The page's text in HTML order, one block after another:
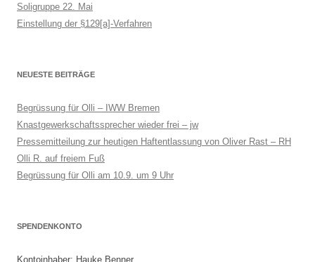
Soligruppe 22. Mai
Einstellung der §129[a]-Verfahren
NEUESTE BEITRÄGE
Begrüssung für Olli – IWW Bremen
Knastgewerkschaftssprecher wieder frei – jw
Pressemitteilung zur heutigen Haftentlassung von Oliver Rast – RH
Olli R. auf freiem Fuß
Begrüssung für Olli am 10.9. um 9 Uhr
SPENDENKONTO
Kontoinhaber: Hauke Benner